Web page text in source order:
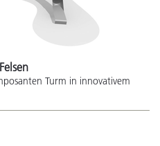
Turm in innovativem